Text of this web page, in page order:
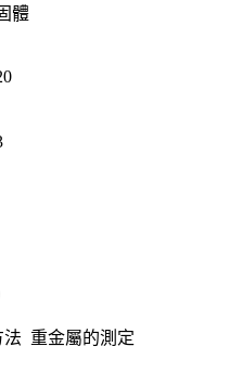
體
法 重金屬的測定